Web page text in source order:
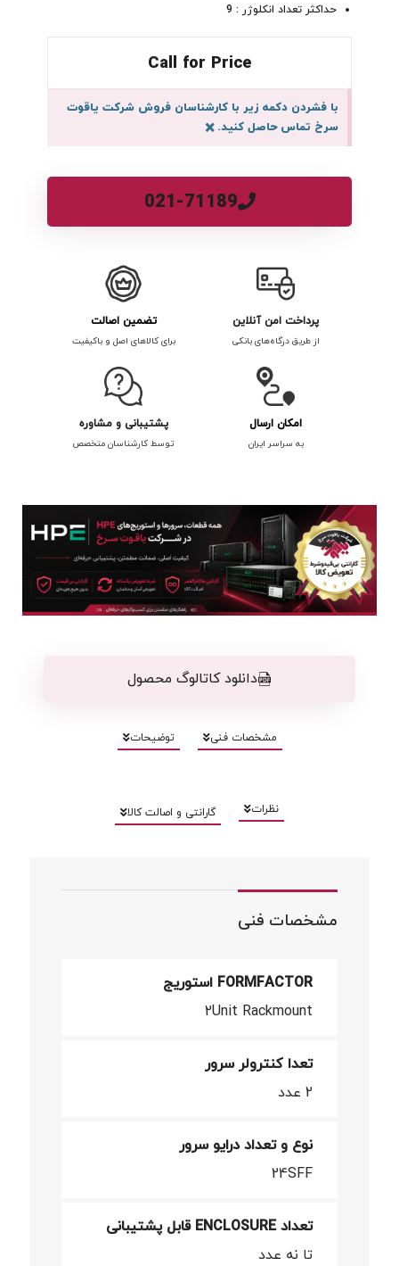
حداکثر تعداد انکلوژر : 9
Call for Price
با فشردن دکمه زیر با کارشناسان فروش شرکت یاقوت
سرخ تماس حاصل کنید.×
021-71189
پرداخت امن آنلاین
از طریق درگاه‌های بانکی
تضمین اصالت
برای کالاهای اصل و باکیفیت
امکان ارسال
به سراسر ایران
پشتیبانی و مشاوره
توسط کارشناسان متخصص
دانلود کاتالوگ محصول
مشخصات فنی توضیحات
نظرات گارانتی و اصالت کالا
مشخصات فنی
FORMFACTOR استوریج
2Unit Rackmount
تعدا کنترولر سرور
2 عدد
نوع و تعداد درایو سرور
24SFF
تعداد ENCLOSURE قابل پشتیبانی
تا نه عدد